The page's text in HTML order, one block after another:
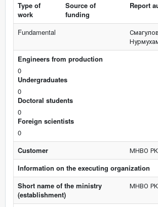
Type of
work
Source of
funding
Report
Fundamental
Engineers from production
0
Undergraduates
0
Doctoral students
0
Foreign scientists
0
Customer
МНВО РК
Information on the executing organization
Short name of the ministry
(establishment)
МНВО РК